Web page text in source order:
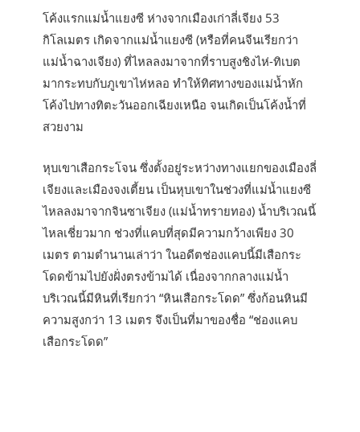
โค้งแรกแม่น้ำแยงซี ห่างจากเมืองเก่าลี่เจียง 53
กิโลเมตร เกิดจากแม่น้ำแยงซี (หรือที่คนจีนเรียกว่า
แม่น้ำฉางเจียง) ที่ไหลลงมาจากที่ราบสูงชิงไห่-ทิเบต
มากระทบกับภูเขาไห่หลอ ทำให้ทิศทางของแม่น้ำหัก
โค้งไปทางทิตะวันออกเฉียงเหนือ จนเกิดเป็นโค้งน้ำที่
สวยงาม
หุบเขาเสือกระโจน ซึ่งตั้งอยู่ระหว่างทางแยกของเมืองลี่
เจียงและเมืองจงเตี้ยน เป็นหุบเขาในช่วงที่แม่น้ำแยงซี
ไหลลงมาจากจินซาเจียง (แม่น้ำทรายทอง) น้ำบริเวณนี้
ไหลเชี่ยวมาก ช่วงที่แคบที่สุดมีความกว้างเพียง 30
เมตร ตามตำนานเล่าว่า ในอดีตช่องแคบนี้มีเสือกระ
โดดข้ามไปยังฝั่งตรงข้ามได้ เนื่องจากกลางแม่น้ำ
บริเวณนี้มีหินที่เรียกว่า “หินเสือกระโดด” ซึ่งก้อนหินมี
ความสูงกว่า 13 เมตร จึงเป็นที่มาของชื่อ “ช่องแคบ
เสือกระโดด”